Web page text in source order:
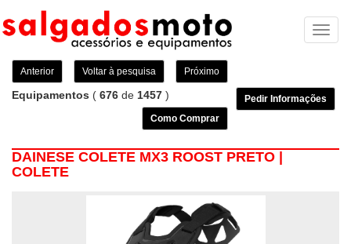
Anterior Voltar à pesquisa Próximo
Equipamentos ( 676 de 1457 )
Pedir Informações
Como Comprar
DAINESE COLETE MX3 ROOST PRETO |
COLETE